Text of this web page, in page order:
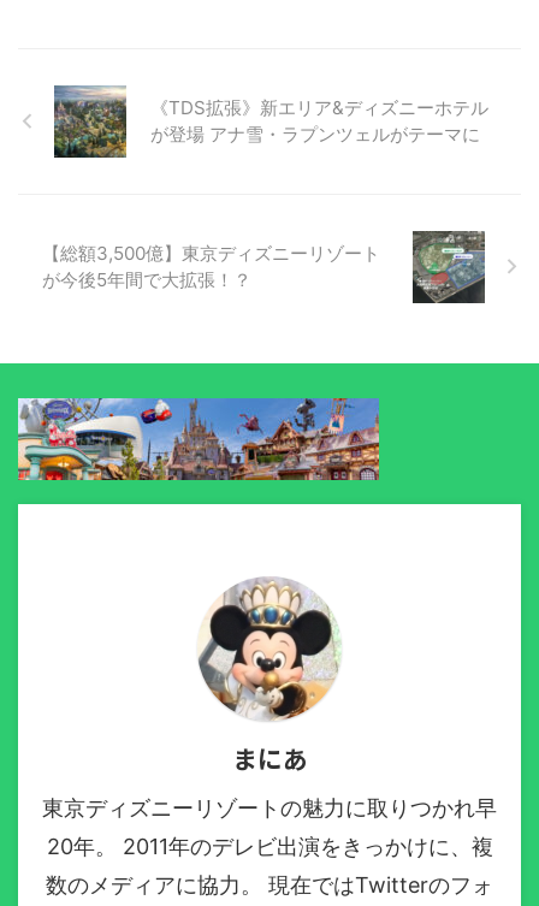
《TDS拡張》新エリア&ディズニーホテル
が登場 アナ雪・ラプンツェルがテーマに
【総額3,500億】東京ディズニーリゾート
が今後5年間で大拡張！？
まにあ
東京ディズニーリゾートの魅力に取りつかれ早
20年。 2011年のデレビ出演をきっかけに、複
数のメディアに協力。 現在ではTwitterのフォ